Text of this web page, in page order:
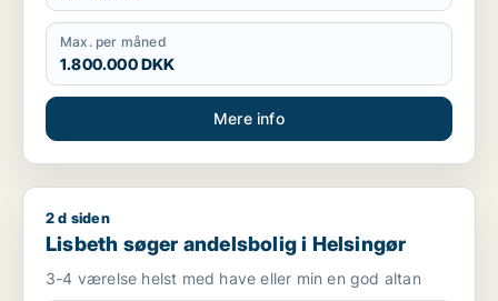
Max. per måned
1.800.000 DKK
Mere info
Lisbeth søger andelsbolig i Helsingør
2 d siden
Lisbeth søger andelsbolig i Helsingør
3-4 værelse helst med have eller min en god altan